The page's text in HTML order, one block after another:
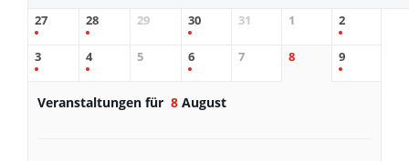
27 28 29 30 31 1 2
3 4 5 6 7 8 9
Veranstaltungen für 8 August